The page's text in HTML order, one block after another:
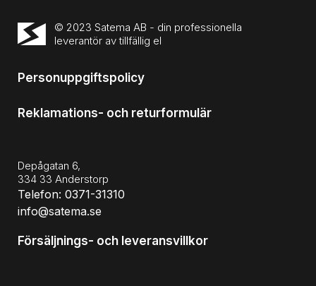
© 2023 Satema AB - din professionella
leverantör av tillfällig el
Personuppgiftspolicy
Reklamations- och returformulär
Depågatan 6,
334 33 Anderstorp
Telefon: 0371-31310
info@satema.se
Försäljnings- och leveransvillkor